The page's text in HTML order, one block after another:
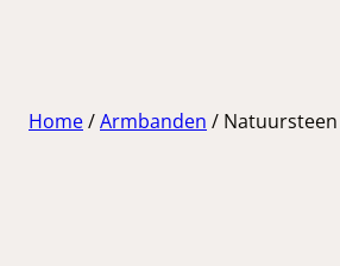
Home/Armbanden /